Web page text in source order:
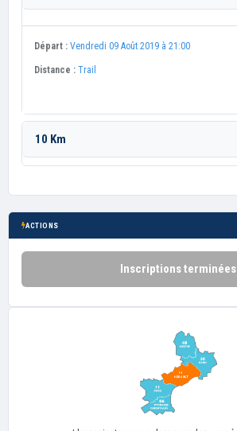
Départ : Vendredi 09 Août 2019 à 21:00
Distance : Trail
10 Km
ACTIONS
Inscriptions terminées